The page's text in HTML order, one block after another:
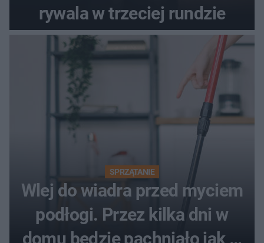
rywala w trzeciej rundzie
SPRZĄTANIE
Wlej do wiadra przed myciem
podłogi. Przez kilka dni w
domu będzie pachniało jak w